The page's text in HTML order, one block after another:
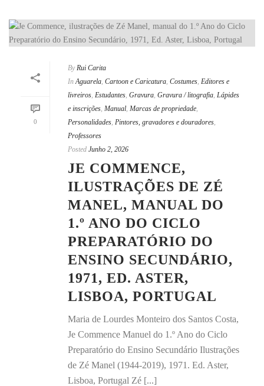
0
By Rui Carita
In Aguarela, Cartoon e Caricatura, Costumes, Editores e
livreiros, Estudantes, Gravura, Gravura / litografia, Lápides
e inscrições, Manual, Marcas de propriedade,
Personalidades, Pintores, gravadores e douradores,
Professores
Posted Junho 2, 2026
JE COMMENCE,
ILUSTRAÇÕES DE ZÉ
MANEL, MANUAL DO
1.º ANO DO CICLO
PREPARATÓRIO DO
ENSINO SECUNDÁRIO,
1971, ED. ASTER,
LISBOA, PORTUGAL
Maria de Lourdes Monteiro dos Santos Costa,
Je Commence Manuel do 1.º Ano do Ciclo
Preparatório do Ensino Secundário Ilustrações
de Zé Manel (1944-2019), 1971. Ed. Aster,
Lisboa, Portugal Zé [...]